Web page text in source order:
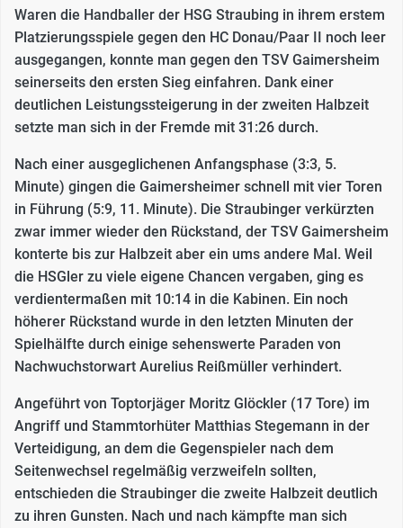
Waren die Handballer der HSG Straubing in ihrem erstem
Platzierungsspiele gegen den HC Donau/Paar II noch leer
ausgegangen, konnte man gegen den TSV Gaimersheim
seinerseits den ersten Sieg einfahren. Dank einer
deutlichen Leistungssteigerung in der zweiten Halbzeit
setzte man sich in der Fremde mit 31:26 durch.
Nach einer ausgeglichenen Anfangsphase (3:3, 5.
Minute) gingen die Gaimersheimer schnell mit vier Toren
in Führung (5:9, 11. Minute). Die Straubinger verkürzten
zwar immer wieder den Rückstand, der TSV Gaimersheim
konterte bis zur Halbzeit aber ein ums andere Mal. Weil
die HSGler zu viele eigene Chancen vergaben, ging es
verdientermaßen mit 10:14 in die Kabinen. Ein noch
höherer Rückstand wurde in den letzten Minuten der
Spielhälfte durch einige sehenswerte Paraden von
Nachwuchstorwart Aurelius Reißmüller verhindert.
Angeführt von Toptorjäger Moritz Glöckler (17 Tore) im
Angriff und Stammtorhüter Matthias Stegemann in der
Verteidigung, an dem die Gegenspieler nach dem
Seitenwechsel regelmäßig verzweifeln sollten,
entschieden die Straubinger die zweite Halbzeit deutlich
zu ihren Gunsten. Nach und nach kämpfte man sich